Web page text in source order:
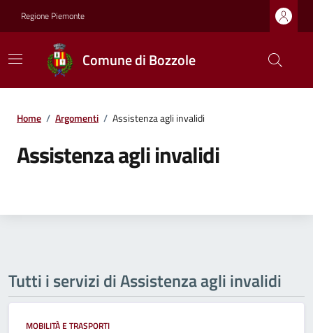
Regione Piemonte
Comune di Bozzole
Home / Argomenti / Assistenza agli invalidi
Assistenza agli invalidi
Tutti i servizi di Assistenza agli invalidi
MOBILITÀ E TRASPORTI